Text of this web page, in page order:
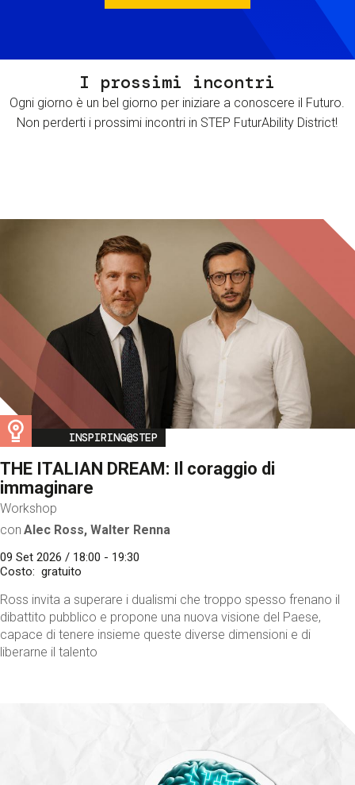
I prossimi incontri
Ogni giorno è un bel giorno per iniziare a conoscere il Futuro.
Non perderti i prossimi incontri in STEP FuturAbility District!
Image
INSPIRING@STEP
THE ITALIAN DREAM: Il coraggio di
immaginare
Workshop
con Alec Ross, Walter Renna
09 Set 2026 / 18:00 - 19:30
Costo
gratuito
Ross invita a superare i dualismi che troppo spesso frenano il
dibattito pubblico e propone una nuova visione del Paese,
capace di tenere insieme queste diverse dimensioni e di
liberarne il talento